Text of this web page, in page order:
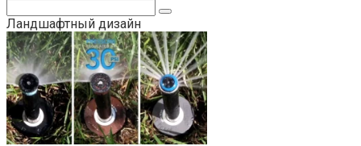
Ландшафтный дизайн